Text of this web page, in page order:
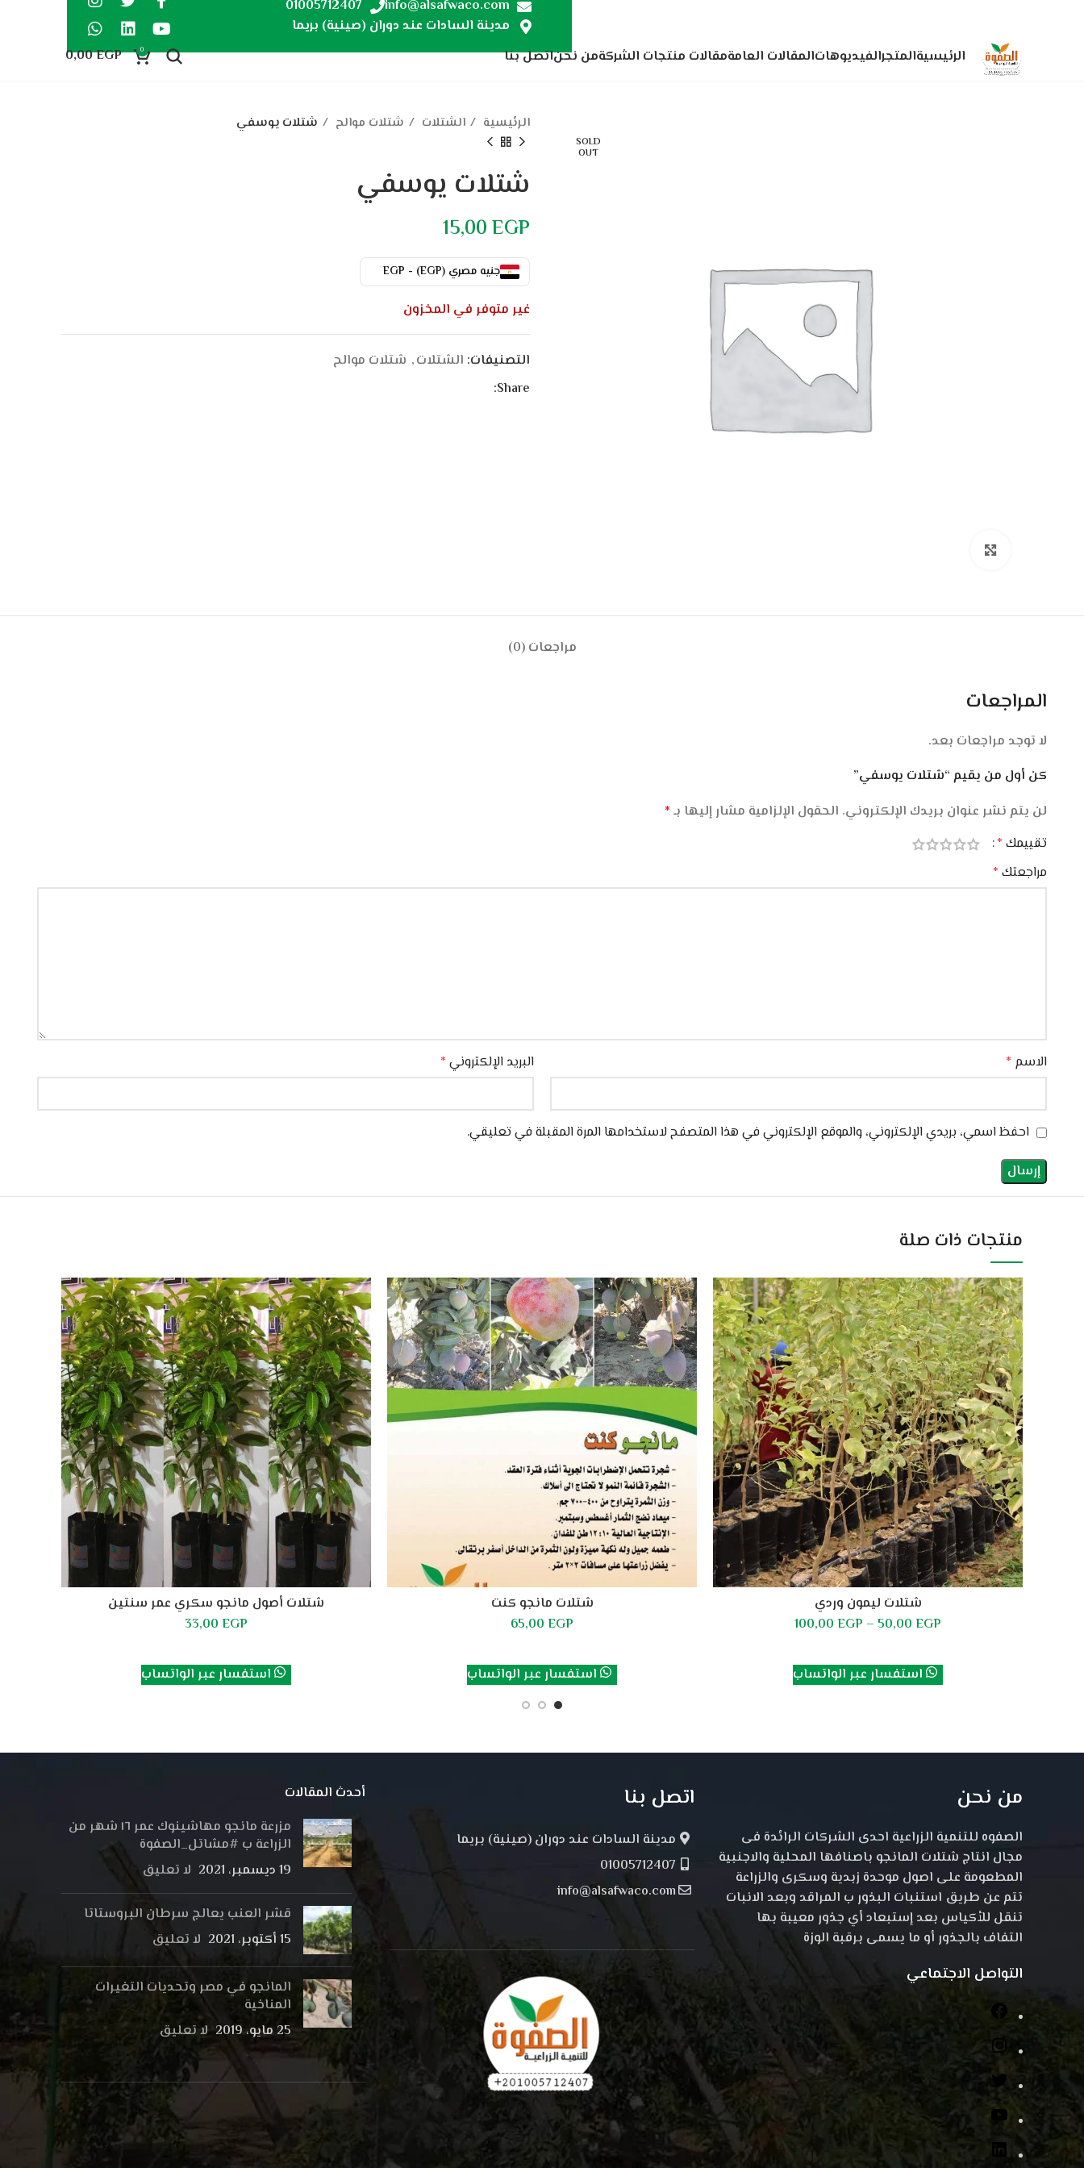
info@alsafwaco.com
01005712407
مدينة السادات عند دوران (صينية) بريما
الرئيسيةالمتجرالفيديوهاتالمقالات العامةمقالات منتجات الشركةمن نحناتصل بنا 0
0,00EGP
SOLD
OUT
الرئيسية الشتلات شتلات موالح شتلات يوسفي
شتلات يوسفي
15,00EGP
جنيه مصري (EGP) - EGP
غير متوفر في المخزون
التصنيفات: الشتلات, شتلات موالح
Share:
مراجعات (0)
المراجعات
لا توجد مراجعات بعد.
كن أول من يقيم “شتلات يوسفي”
لن يتم نشر عنوان بريدك الإلكتروني. الحقول الإلزامية مشار إليها بـ *
تقييمك *
مراجعتك *
الاسم * البريد الإلكتروني *
احفظ اسمي، بريدي الإلكتروني، والموقع الإلكتروني في هذا المتصفح لاستخدامها المرة المقبلة في تعليقي.
منتجات ذات صلة
شتلات ليمون وردي
50,00 EGP
–
100,00 EGP
استفسار عبر الواتساب
شتلات مانجو كنت
65,00 EGP
استفسار عبر الواتساب
شتلات أصول مانجو سكري عمر سنتين
33,00 EGP
استفسار عبر الواتساب
من نحن
الصفوه للتنمية الزراعية احدى الشركات الرائدة فى
مجال انتاج شتلات المانجو باصنافها المحلية والاجنبية
المطعومة على اصول موحدة زبدية وسكرى والزراعة
تتم عن طريق استنبات البذور ب المراقد وبعد الانبات
تنقل للأكياس بعد إستبعاد أي جذور معيبة بها
التفاف بالجذور أو ما يسمى برقبة الوزة
التواصل الاجتماعي
اتصل بنا
مدينة السادات عند دوران (صينية) بريما
info@alsafwaco.com
أحدث المقالات
مزرعة مانجو مهاشينوك عمر ١٦ شهر من
الزراعة ب #مشاتل_الصفوة
19 ديسمبر، 2021
لا تعليق
قشر العنب يعالج سرطان البروستاتا
15 أكتوبر، 2021
لا تعليق
المانجو في مصر وتحديات التغيرات
المناخية
25 مايو، 2019
لا تعليق